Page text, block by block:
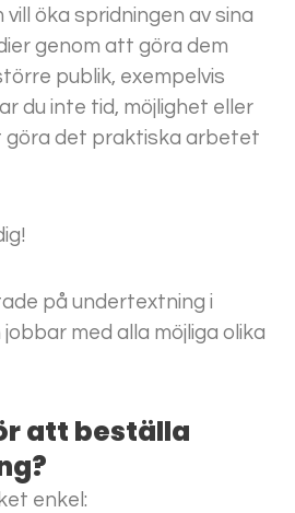
vill öka spridningen av sina
genom att göra dem
publik, exempelvis
du inte tid, möjlighet eller
göra det praktiska arbetet
på undertextning i
med alla möjliga olika
att beställa
enkel: